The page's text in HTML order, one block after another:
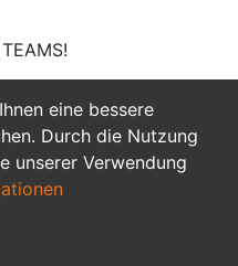
eine bessere
Durch die Nutzung
unserer Verwendung